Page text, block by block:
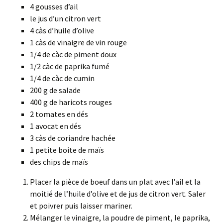
4 gousses d’ail
le jus d’un citron vert
4 càs d’huile d’olive
1 càs de vinaigre de vin rouge
1/4 de càc de piment doux
1/2 càc de paprika fumé
1/4 de càc de cumin
200 g de salade
400 g de haricots rouges
2 tomates en dés
1 avocat en dés
3 càs de coriandre hachée
1 petite boite de maïs
des chips de maïs
Placer la pièce de boeuf dans un plat avec l’ail et la
moitié de l’huile d’olive et de jus de citron vert. Saler
et poivrer puis laisser mariner.
Mélanger le vinaigre, la poudre de piment, le paprika,